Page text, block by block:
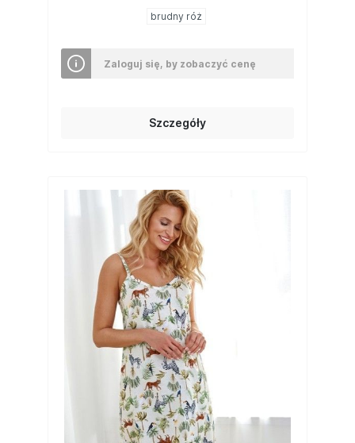
brudny róż
Zaloguj się, by zobaczyć cenę
Szczegóły